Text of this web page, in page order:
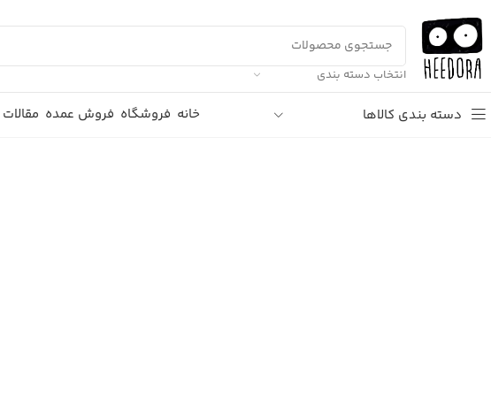
انتخاب دسته بندی
دسته بندی کالاها خانه فروشگاه فروش عمده